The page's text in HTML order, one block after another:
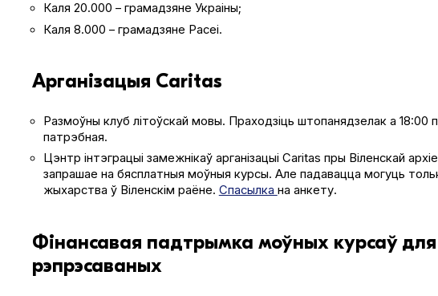
Каля 20.000 – грамадзяне Украіны;
Каля 8.000 – грамадзяне Расеі.
Арганізацыя Caritas
Размоўны клуб літоўскай мовы. Праходзіць штопанядзелак a
патрэбная.
Цэнтр інтэграцыі замежнікаў арганізацыі Car­i­tas пры Віленскай
запрашае на бясплатныя моўныя курсы. Але падавацца могуць
жыхарства ў Віленскім раёне. Спасылка на анкету.
Фінансавая падтрымка моўных курсаў
рэпрэсаваных